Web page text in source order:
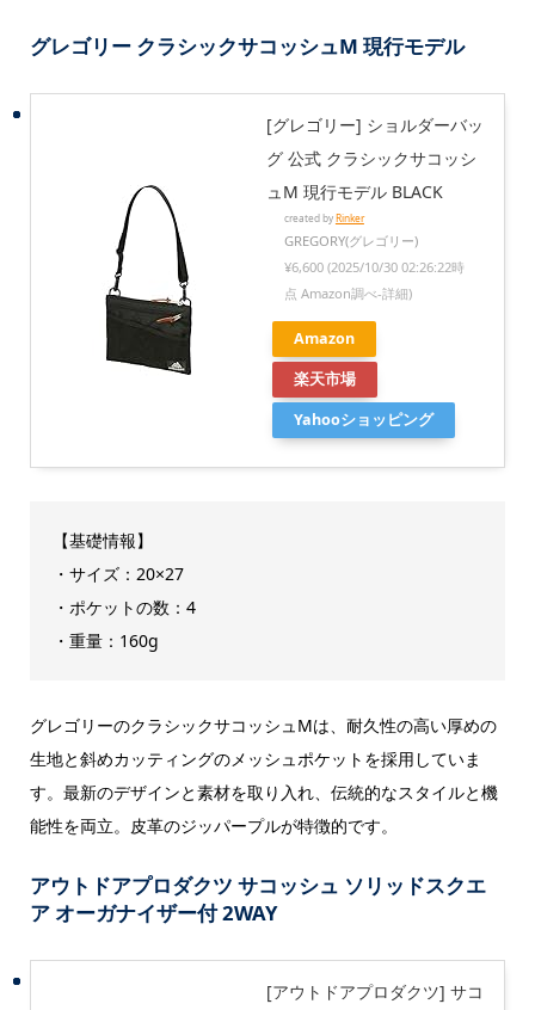
グレゴリー クラシックサコッシュM 現行モデル
[グレゴリー] ショルダーバッ
グ 公式 クラシックサコッシ
ュM 現行モデル BLACK
created byRinker
GREGORY(グレゴリー)
¥6,600 (2025/10/30 02:26:22時
点 Amazon調べ-詳細)
Amazon
楽天市場
Yahooショッピング
【基礎情報】
・サイズ：20×27
・ポケットの数：4
・重量：160g
グレゴリーのクラシックサコッシュMは、耐久性の高い厚めの
生地と斜めカッティングのメッシュポケットを採用していま
す。最新のデザインと素材を取り入れ、伝統的なスタイルと機
能性を両立。皮革のジッパープルが特徴的です。
アウトドアプロダクツ サコッシュ ソリッドスクエ
ア オーガナイザー付 2WAY
[アウトドアプロダクツ] サコ